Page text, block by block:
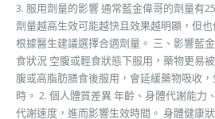
3. 服用劑量的影響 通常藍金偉哥的劑量有
劑量越高生效可能越快且效果越明顯，但
根據醫生建議選擇合適劑量。 三、影響藍
食狀況 空腹或輕食狀態下服用，藥物更易
腹或高脂肪膳食後服用，會延緩藥物吸收
時。 2. 個人體質差異 年齡、身體代謝能力
代謝速度，進而影響生效時間。 身體健康